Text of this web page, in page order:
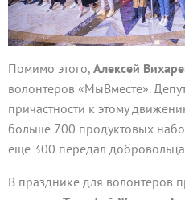
Помимо этого, Алексей
волонтеров «МыВместе».
причастности к этому
больше 700 продуктовых
еще 300 передал
В празднике для волонтеров